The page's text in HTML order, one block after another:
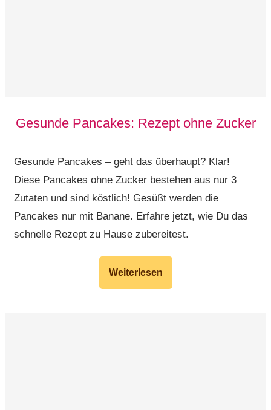
Gesunde Pancakes: Rezept ohne Zucker
Gesunde Pancakes – geht das überhaupt? Klar!
Diese Pancakes ohne Zucker bestehen aus nur 3
Zutaten und sind köstlich! Gesüßt werden die
Pancakes nur mit Banane. Erfahre jetzt, wie Du das
schnelle Rezept zu Hause zubereitest.
Weiterlesen